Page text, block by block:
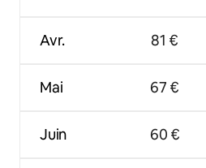
Avr.
Mai
Juin
81 €
67 €
60 €